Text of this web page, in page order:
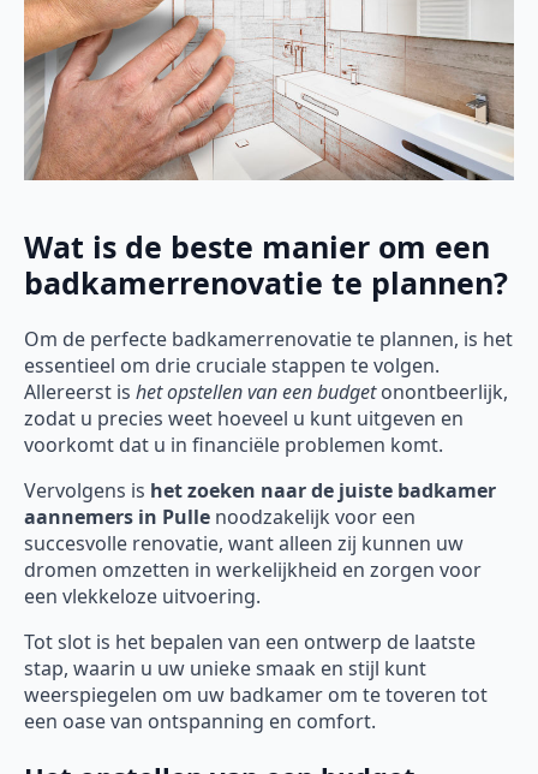
Wat is de beste manier om een
badkamerrenovatie te plannen?
Om de perfecte badkamerrenovatie te plannen, is het
essentieel om drie cruciale stappen te volgen.
Allereerst is het opstellen van een budgetonontbeerlijk,
zodat u precies weet hoeveel u kunt uitgeven en
voorkomt dat u in financiële problemen komt.
Vervolgens is het zoeken naar de juiste badkamer
aannemers in Pulle noodzakelijk voor een
succesvolle renovatie, want alleen zij kunnen uw
dromen omzetten in werkelijkheid en zorgen voor
een vlekkeloze uitvoering.
Tot slot is het bepalen van een ontwerp de laatste
stap, waarin u uw unieke smaak en stijl kunt
weerspiegelen om uw badkamer om te toveren tot
een oase van ontspanning en comfort.